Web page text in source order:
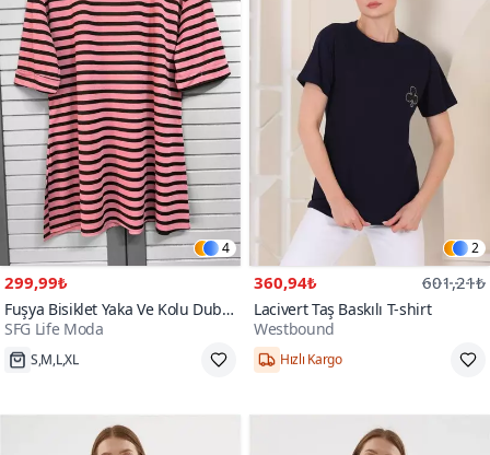
4
299,99₺
Fuşya Bisiklet Yaka Ve Kolu Duble
Kol Eteği Yırtmaçlı Çizgili T-hsirt
Tunik
SFG Life Moda
S,M,L,XL
2
360,94₺ 601,21₺
Lacivert Taş Baskılı T-shirt
Westbound
Hızlı Kargo